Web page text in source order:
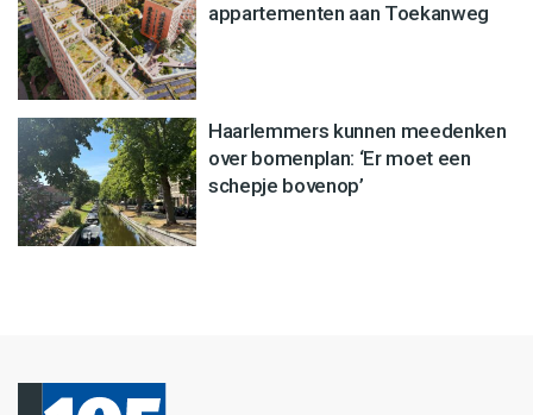
appartementen aan Toekanweg
Haarlemmers kunnen meedenken
over bomenplan: ‘Er moet een
schepje bovenop’